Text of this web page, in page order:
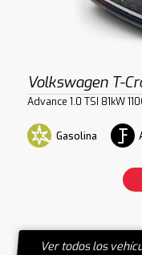
Volkswagen T-
Advance 1.0 TSI 81kW
Gasolina
Ver todos los